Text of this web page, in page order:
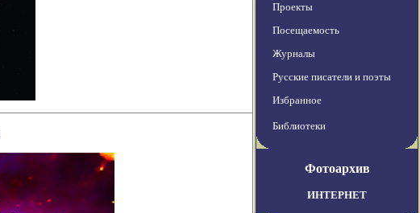
Проекты
Посещаемость
Журналы
Русские писатели и поэты
Избранное
Библиотеки
Фотоархив
ИНТЕРНЕТ